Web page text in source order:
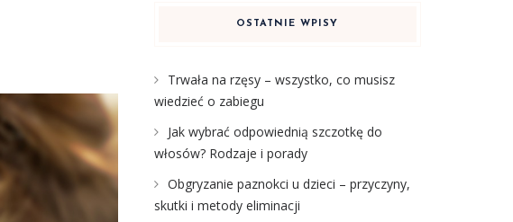
OSTATNIE WPISY
Trwała na rzęsy – wszystko, co musisz
wiedzieć o zabiegu
Jak wybrać odpowiednią szczotkę do
włosów? Rodzaje i porady
Obgryzanie paznokci u dzieci – przyczyny,
skutki i metody eliminacji